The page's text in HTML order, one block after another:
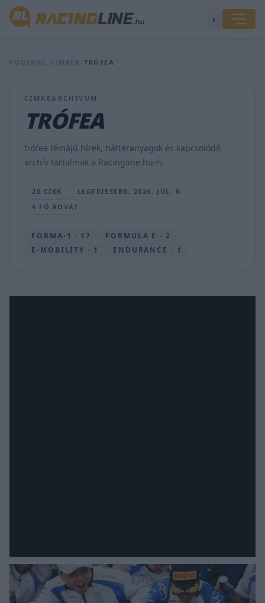
◐
FŐOLDAL CÍMKÉK /TRÓFEA
CÍMKEARCHÍVUM
TRÓFEA
trófea témájú hírek, háttéranyagok és kapcsolódó
archív tartalmak a Racingline.hu-n.
20 CIKK
LEGFRISSEBB: 2026. JÚL. 8.
4 FŐ ROVAT
FORMA-1 · 17
FORMULA E · 2
E-MOBILITY · 1
ENDURANCE · 1
Bemutatták
az
idei
Magyar
ismét
a
Herendi
a
serlegeket
SEBŐK